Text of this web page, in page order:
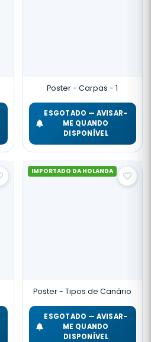
Poster - Carpas - 1
ESGOTADO — AVISAR-
ME QUANDO
DISPONÍVEL
IMPORTADO DA HOLANDA
Poster - Tipos de Canário
ESGOTADO — AVISAR-
ME QUANDO
DISPONÍVEL